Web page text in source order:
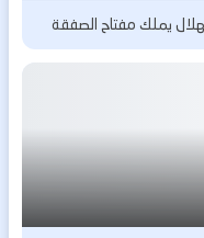
يملك مفتاح الصفقة